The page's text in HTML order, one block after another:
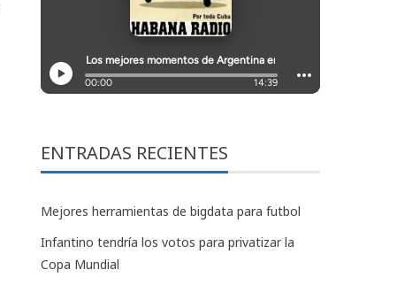
ENTRADAS RECIENTES
Mejores herramientas de bigdata para futbol
Infantino tendría los votos para privatizar la
Copa Mundial